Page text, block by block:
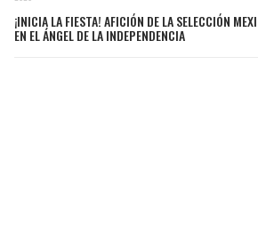
¡INICIA LA FIESTA! AFICIÓN DE LA SELECCIÓN
EN EL ÁNGEL DE LA INDEPENDENCIA